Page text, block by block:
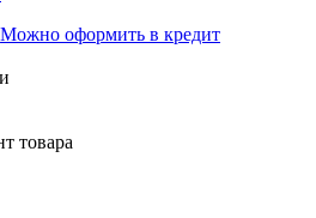
Можно оформить в кредит
товара